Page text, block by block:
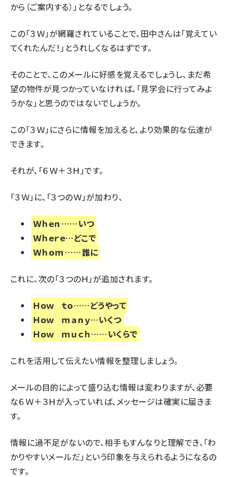
から（ご案内する）」となるでしょう。
この「３Ｗ」が網羅されていることで、田中さんは「覚えてい
てくれたんだ！」とうれしくなるはずです。
そのことで、このメールに好感を覚えるでしょうし、まだ希
望の物件が見つかっていなければ、「見学会に行ってみよ
うかな」と思うのではないでしょうか。
この「３Ｗ」にさらに情報を加えると、より効果的な伝達が
できます。
それが、「６Ｗ＋３Ｈ」です。
「３Ｗ」に、「３つのＷ」が加わり、
Ｗｈｅｎ……いつ
Ｗｈｅｒｅ…どこで
Ｗｈｏｍ……誰に
これに、次の「３つのＨ」が追加されます。
Ｈｏｗ ｔｏ……どうやって
Ｈｏｗ ｍａｎｙ…いくつ
Ｈｏｗ ｍｕｃｈ……いくらで
これを活用して伝えたい情報を整理しましょう。
メールの目的によって盛り込む情報は変わりますが、必要
な６Ｗ＋３Ｈが入っていれば、メッセージは確実に届きま
す。
情報に過不足がないので、相手もすんなりと理解でき、「わ
かりやすいメールだ」という印象を与えられるようになるの
です。